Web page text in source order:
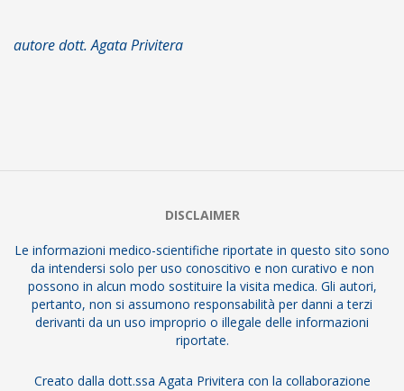
autore dott. Agata Privitera
DISCLAIMER
Le informazioni medico-scientifiche riportate in questo sito sono
da intendersi solo per uso conoscitivo e non curativo e non
possono in alcun modo sostituire la visita medica. Gli autori,
pertanto, non si assumono responsabilità per danni a terzi
derivanti da un uso improprio o illegale delle informazioni
riportate.
Creato dalla dott.ssa Agata Privitera con la collaborazione